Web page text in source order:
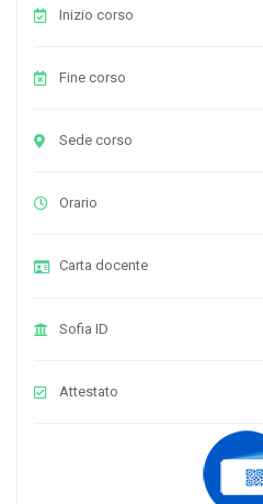
Inizio corso
Fine corso
Sede corso
Orario
Carta docente
Sofia ID
Attestato